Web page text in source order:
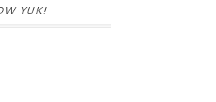
YUK!